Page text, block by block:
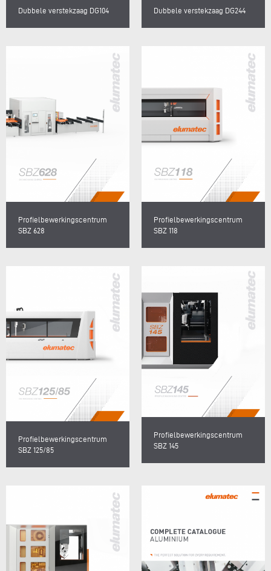
Dubbele verstekzaag DG104 Dubbele verstekzaag DG244
Profielbewerkingscentrum
SBZ 628
Profielbewerkingscentrum
SBZ 118
Profielbewerkingscentrum
SBZ 125/85
Profielbewerkingscentrum
SBZ 145